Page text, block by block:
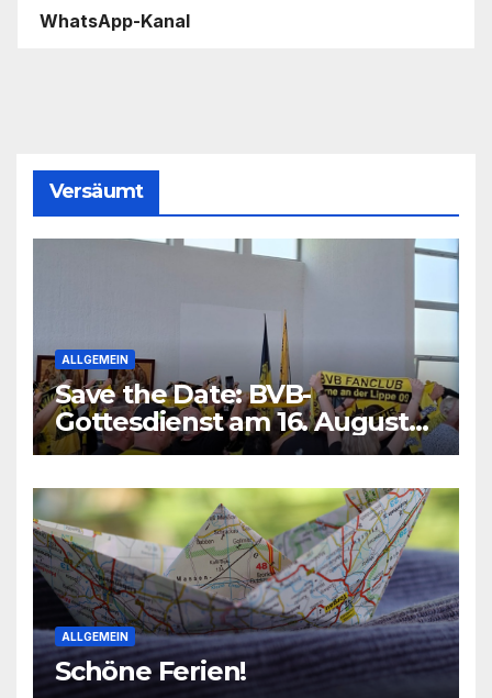
WhatsApp-Kanal
Versäumt
ALLGEMEIN
Save the Date: BVB-
Gottesdienst am 16. August
2026
ALLGEMEIN
Schöne Ferien!